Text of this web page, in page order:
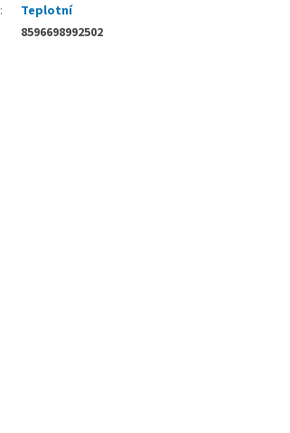
:
Teplotní
8596698992502